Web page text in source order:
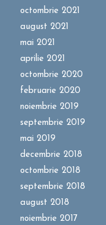
octombrie 2021
august 2021
mai 2021
aprilie 2021
octombrie 2020
februarie 2020
noiembrie 2019
septembrie 2019
mai 2019
decembrie 2018
octombrie 2018
septembrie 2018
august 2018
noiembrie 2017